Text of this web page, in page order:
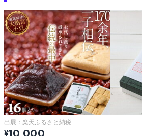
出展： 楽天ふるさと納税
¥10,000